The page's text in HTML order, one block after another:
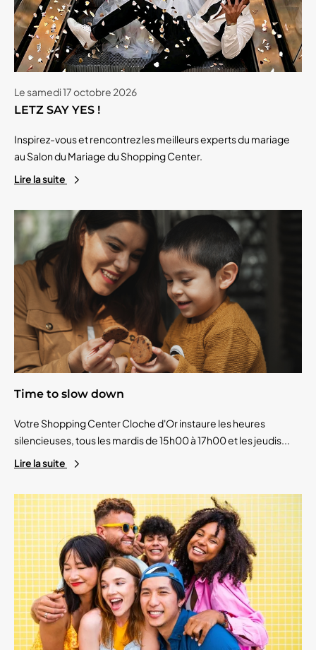
Le samedi 17 octobre 2026
LETZ SAY YES !
Inspirez-vous et rencontrez les meilleurs experts du mariage
au Salon du Mariage du Shopping Center.
Lire la suite
Time to slow down
Votre Shopping Center Cloche d'Or instaure les heures
silencieuses, tous les mardis de 15h00 à 17h00 et les jeudis...
Lire la suite